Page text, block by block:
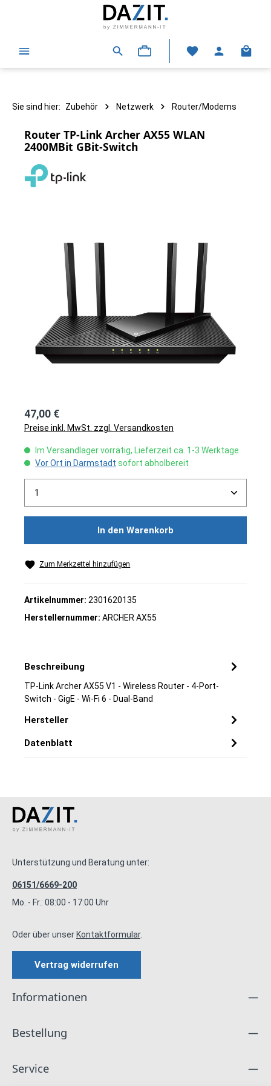
Sie sind hier: Zubehör Netzwerk Router/Modems
Router TP-Link Archer AX55 WLAN
2400MBit GBit-Switch
47,00 €
Preise inkl. MwSt. zzgl. Versandkosten
Im Versandlager vorrätig, Lieferzeit ca. 1-3 Werktage
Vor Ort in Darmstadt sofort abholbereit
Produkt Anzahl: Gib den gewünschten Wert ein
In den Warenkorb
Zum Merkzettel hinzufügen
Artikelnummer: 2301620135
Herstellernummer: ARCHER AX55
Beschreibung
TP-Link Archer AX55 V1 - Wireless Router - 4-Port-
Switch - GigE - Wi-Fi 6 - Dual-Band
Hersteller
Datenblatt
Unterstützung und Beratung unter:
06151/6669-200
Mo. - Fr.: 08:00 - 17:00 Uhr
Oder über unserKontaktformular.
Vertrag widerrufen
Informationen
Bestellung
Service